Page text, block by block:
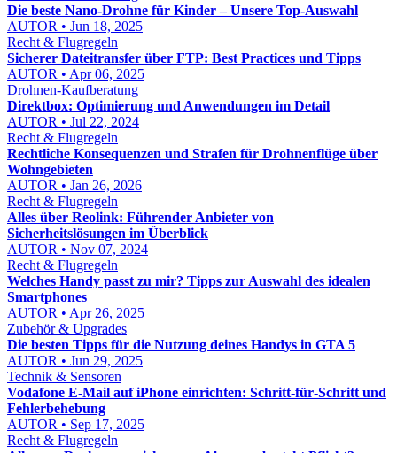
Die beste Nano-Drohne für Kinder – Unsere Top-Auswahl
AUTOR • Jun 18, 2025
Recht & Flugregeln
Sicherer Dateitransfer über FTP: Best Practices und Tipps
AUTOR • Apr 06, 2025
Drohnen-Kaufberatung
Direktbox: Optimierung und Anwendungen im Detail
AUTOR • Jul 22, 2024
Recht & Flugregeln
Rechtliche Konsequenzen und Strafen für Drohnenflüge über
Wohngebieten
AUTOR • Jan 26, 2026
Recht & Flugregeln
Alles über Reolink: Führender Anbieter von
Sicherheitslösungen im Überblick
AUTOR • Nov 07, 2024
Recht & Flugregeln
Welches Handy passt zu mir? Tipps zur Auswahl des idealen
Smartphones
AUTOR • Apr 26, 2025
Zubehör & Upgrades
Die besten Tipps für die Nutzung deines Handys in GTA 5
AUTOR • Jun 29, 2025
Technik & Sensoren
Vodafone E‑Mail auf iPhone einrichten: Schritt‑für‑Schritt und
Fehlerbehebung
AUTOR • Sep 17, 2025
Recht & Flugregeln